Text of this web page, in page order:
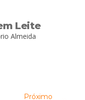
Leite
Almeida
Próximo